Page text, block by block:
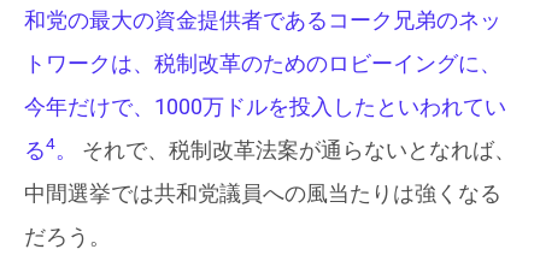
和党の最大の資金提供者であるコーク兄弟のネッ
トワークは、税制改革のためのロビーイングに、
今年だけで、1000万ドルを投入したといわれてい
る4。
それで、税制改革法案が通らないとなれば、
中間選挙では共和党議員への風当たりは強くなる
だろう。